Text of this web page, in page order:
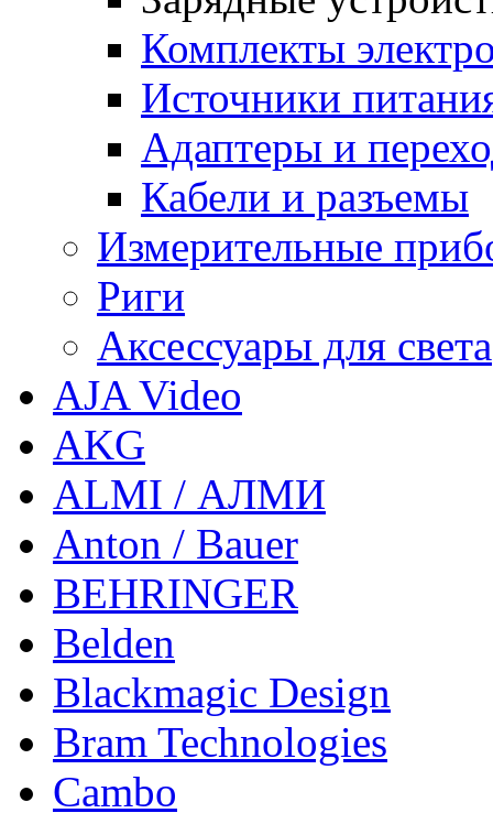
Комплекты
Источники
Адаптеры и
Кабели и разъемы
Измерительные
Риги
Аксессуары для света
AJA Video
AKG
ALMI / АЛМИ
Anton / Bauer
BEHRINGER
Belden
Blackmagic Design
Bram Technologies
Cambo